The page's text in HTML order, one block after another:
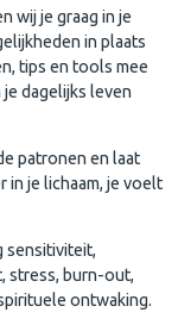
wij je graag in je
in plaats
tips en tools mee
dagelijks leven
patronen en laat
in je lichaam, je voelt
sensitiviteit,
stress, burn-out,
ontwaking.